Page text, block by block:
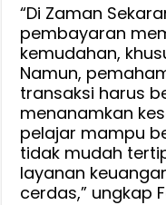
“Di Zaman
pembayaran
kemudahan,
Namun,
transaksi harus
menanamkan
pelajar mampu
tidak mudah
layanan
cerdas,” ungkap